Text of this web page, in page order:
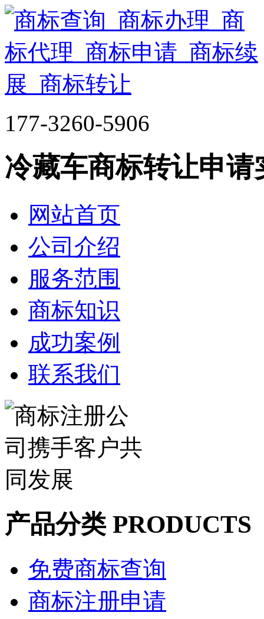
177-3260-5906
冷藏车商标转让申请
网站首页
公司介绍
服务范围
商标知识
成功案例
联系我们
产品分类 PRODUCTS
免费商标查询
商标注册申请